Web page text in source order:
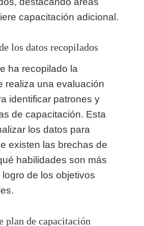
capacitación adicional.
los datos recopilados
ha recopilado la
realiza una evaluación
identificar patrones y
de capacitación. Esta
los datos para
existen las brechas de
habilidades son más
de los objetivos
plan de capacitación